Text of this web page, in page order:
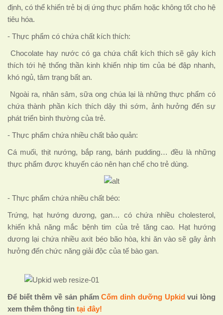
định, có thể khiến trẻ bị dị ứng thực phẩm hoặc không tốt cho hệ
tiêu hóa.
- Thực phẩm có chứa chất kích thích:
Chocolate hay nước có ga chứa chất kích thích sẽ gây kích
thích tới hệ thống thần kinh khiến nhịp tim của bé đập nhanh,
khó ngủ, tâm trạng bất an.
Ngoài ra, nhân sâm, sữa ong chúa lại là những thực phẩm có
chứa thành phần kích thích dậy thì sớm, ảnh hưởng đến sự
phát triển bình thường của trẻ.
- Thực phẩm chứa nhiều chất bảo quản:
Cá muối, thịt nướng, bắp rang, bánh pudding… đều là những
thực phẩm được khuyến cáo nên hạn chế cho trẻ dùng.
- Thực phẩm chứa nhiều chất béo:
Trứng, hạt hướng dương, gan… có chứa nhiều cholesterol,
khiến khả năng mắc bệnh tim của trẻ tăng cao. Hạt hướng
dương lại chứa nhiều axit béo bão hòa, khi ăn vào sẽ gây ảnh
hưởng đến chức năng giải độc của tế bào gan.
Để biết thêm về sản phẩmCốm dinh dưỡng Upkid vui lòng
xem thêm thông tin tại đây!